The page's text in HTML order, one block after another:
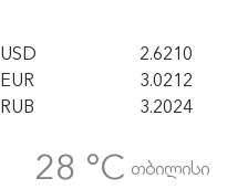
USD
2.6210
EUR
3.0212
RUB
3.2024
28 °C თბილისი